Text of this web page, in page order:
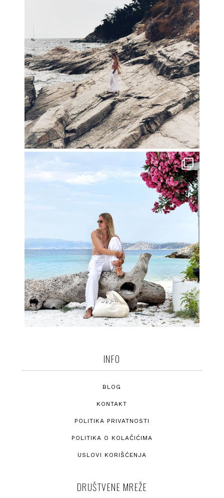
INFO
BLOG
KONTAKT
POLITIKA PRIVATNOSTI
POLITIKA O KOLAČIĆIMA
USLOVI KORIŠĆENJA
DRUŠTVENE MREŽE